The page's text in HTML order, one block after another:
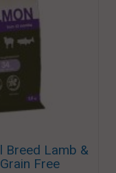
Breed Lamb &
Free